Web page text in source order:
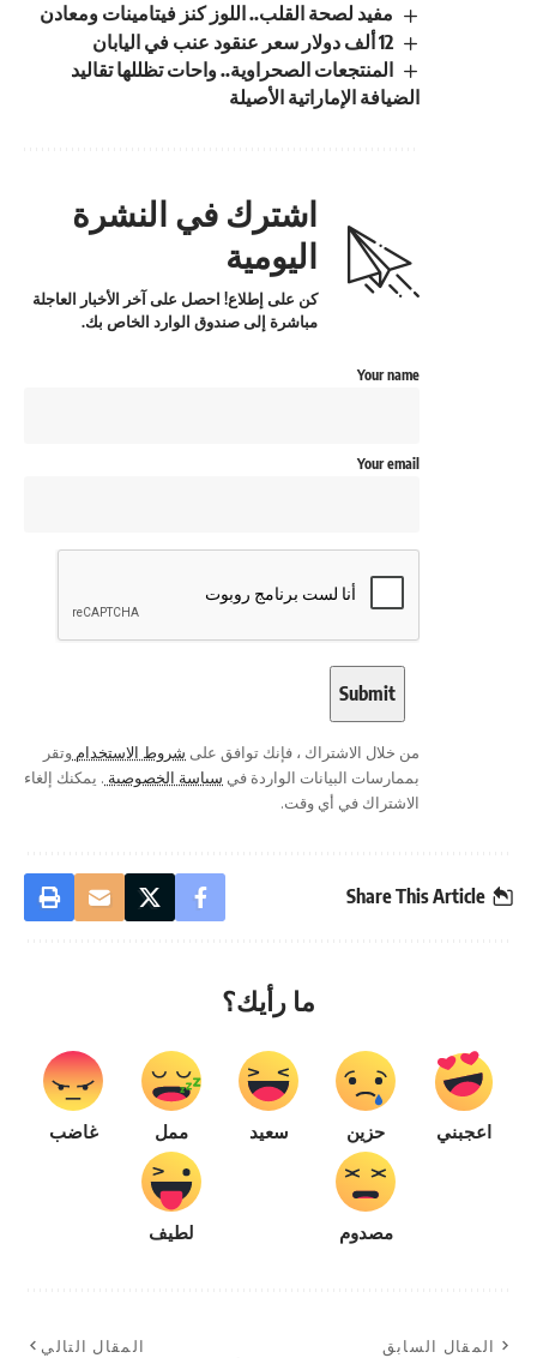
مفيد لصحة القلب.. اللوز كنز فيتامينات ومعادن
12 ألف دولار سعر عنقود عنب في اليابان
المنتجعات الصحراوية.. واحات تظللها تقاليد
الضيافة الإماراتية الأصيلة
اشترك في النشرة
اليومية
كن على إطلاع! احصل على آخر الأخبار العاجلة
مباشرة إلى صندوق الوارد الخاص بك.
Your name
Your email
من خلال الاشتراك ، فإنك توافق على شروط الاستخدام وتقر
بممارسات البيانات الواردة في سياسة الخصوصية . يمكنك إلغاء
الاشتراك في أي وقت.
Share This Article
ما رأيك؟
اعجبني حزين سعيد ممل غاضب
مصدوم لطيف
المقال السابق المقال التالي